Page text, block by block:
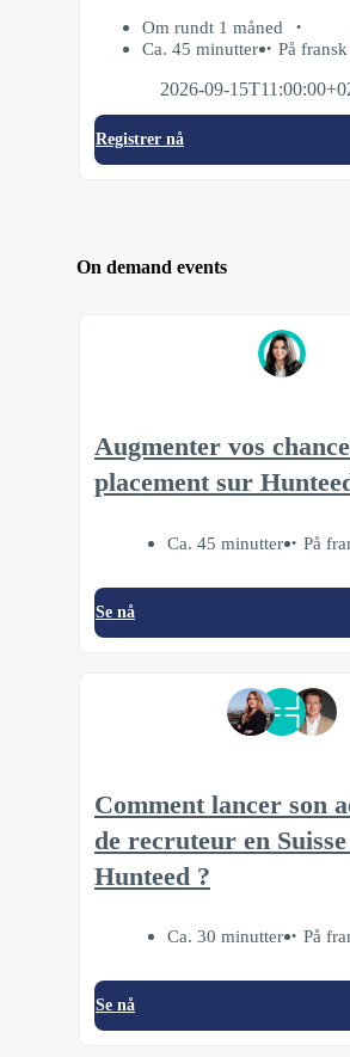
Om rundt 1 måned
Ca. 45 minutter
På fransk
2026-09-
Registrer nå
On demand events
Augmenter vos
placement sur
Ca. 45 minutter På
Se nå
Comment lancer son
de recruteur en
Hunteed ?
Ca. 30 minutter På
Se nå